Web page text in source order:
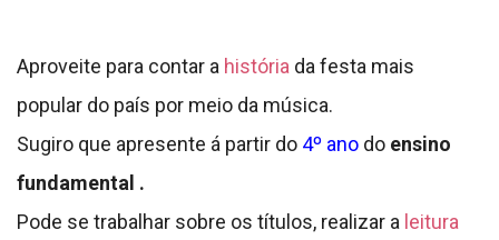
Aproveite para contar a história da festa mais
popular do país por meio da música.
Sugiro que apresente á partir do 4º ano do ensino
fundamental .
Pode se trabalhar sobre os títulos, realizar a leitura